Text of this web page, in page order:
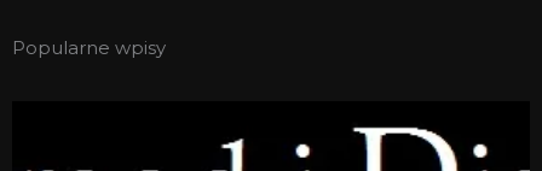
Popularne wpisy